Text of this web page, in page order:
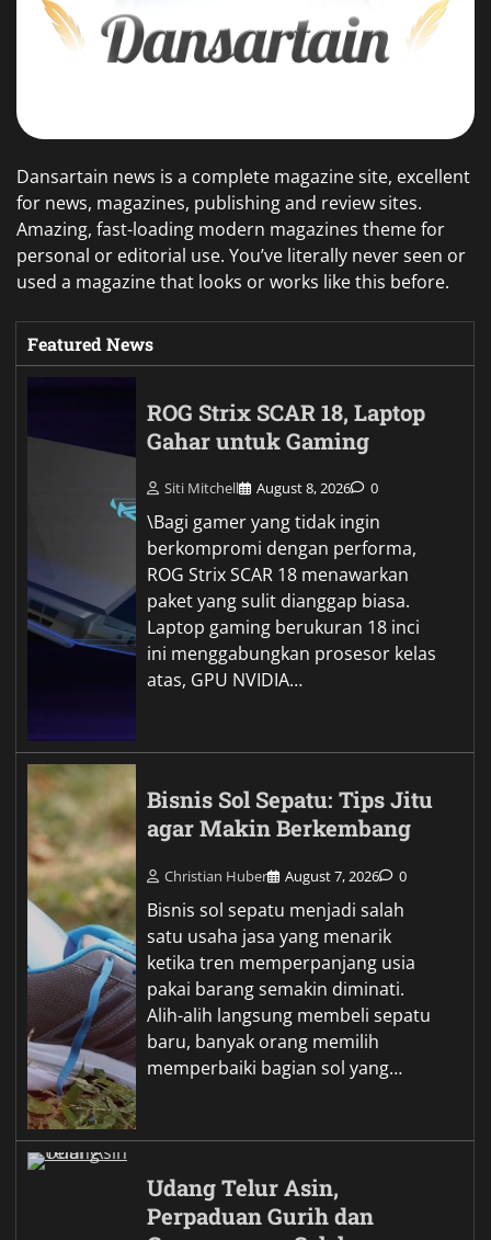
Dansartain news is a complete magazine site, excellent
for news, magazines, publishing and review sites.
Amazing, fast-loading modern magazines theme for
personal or editorial use. You’ve literally never seen or
used a magazine that looks or works like this before.
Featured News
ROG Strix SCAR 18, Laptop
Gahar untuk Gaming
Siti Mitchell August 8, 2026 0
\Bagi gamer yang tidak ingin
berkompromi dengan performa,
ROG Strix SCAR 18 menawarkan
paket yang sulit dianggap biasa.
Laptop gaming berukuran 18 inci
ini menggabungkan prosesor kelas
atas, GPU NVIDIA…
Bisnis Sol Sepatu: Tips Jitu
agar Makin Berkembang
Christian Huber August 7, 2026 0
Bisnis sol sepatu menjadi salah
satu usaha jasa yang menarik
ketika tren memperpanjang usia
pakai barang semakin diminati.
Alih-alih langsung membeli sepatu
baru, banyak orang memilih
memperbaiki bagian sol yang…
Udang Telur Asin,
Perpaduan Gurih dan